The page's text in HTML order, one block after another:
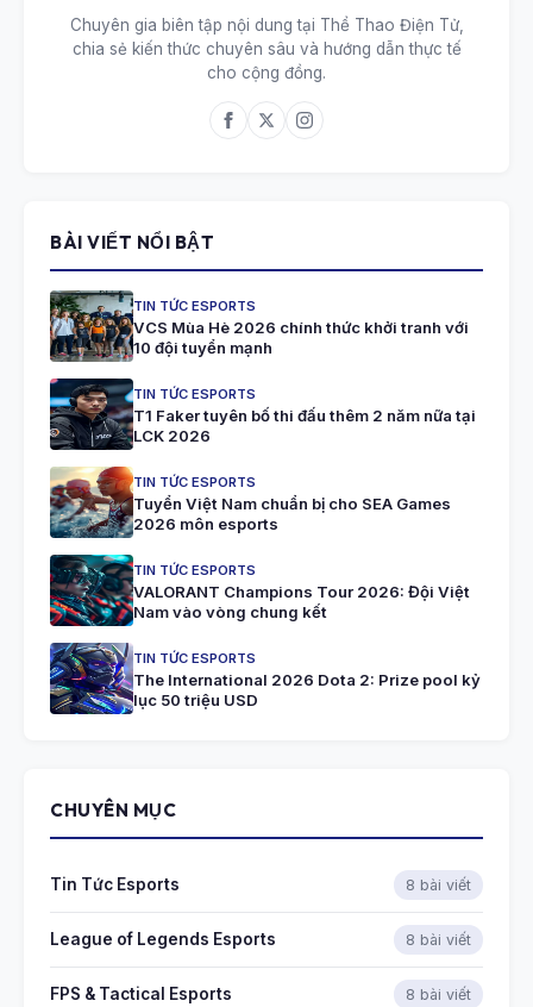
Chuyên gia biên tập nội dung tại Thể Thao Điện Tử,
chia sẻ kiến thức chuyên sâu và hướng dẫn thực tế
cho cộng đồng.
BÀI VIẾT NỔI BẬT
TIN TỨC ESPORTS
VCS Mùa Hè 2026 chính thức khởi tranh với
10 đội tuyển mạnh
TIN TỨC ESPORTS
T1 Faker tuyên bố thi đấu thêm 2 năm nữa tại
LCK 2026
TIN TỨC ESPORTS
Tuyển Việt Nam chuẩn bị cho SEA Games
2026 môn esports
TIN TỨC ESPORTS
VALORANT Champions Tour 2026: Đội Việt
Nam vào vòng chung kết
TIN TỨC ESPORTS
The International 2026 Dota 2: Prize pool kỷ
lục 50 triệu USD
CHUYÊN MỤC
Tin Tức Esports 8 bài viết
League of Legends Esports 8 bài viết
FPS & Tactical Esports 8 bài viết